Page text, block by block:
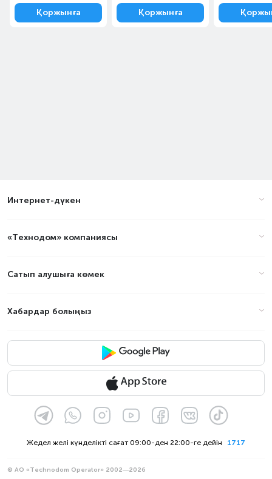
Қоржынға Қоржынға
Интернет-дүкен
«Технодом» компаниясы
Сатып алушыға көмек
Хабардар болыңыз
1717
Жедел желі күнделікті сағат 09:00-ден 22:00-ге дейін
© АО «Technodom Operator» 2002—2026